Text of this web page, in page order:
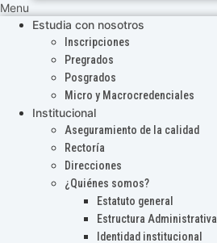
Menu
Estudia con nosotros
Inscripciones
Pregrados
Posgrados
Micro y Macrocredenciales
Institucional
Aseguramiento de la calidad
Rectoría
Direcciones
¿Quiénes somos?
Estatuto general
Estructura Administrativa
Identidad institucional